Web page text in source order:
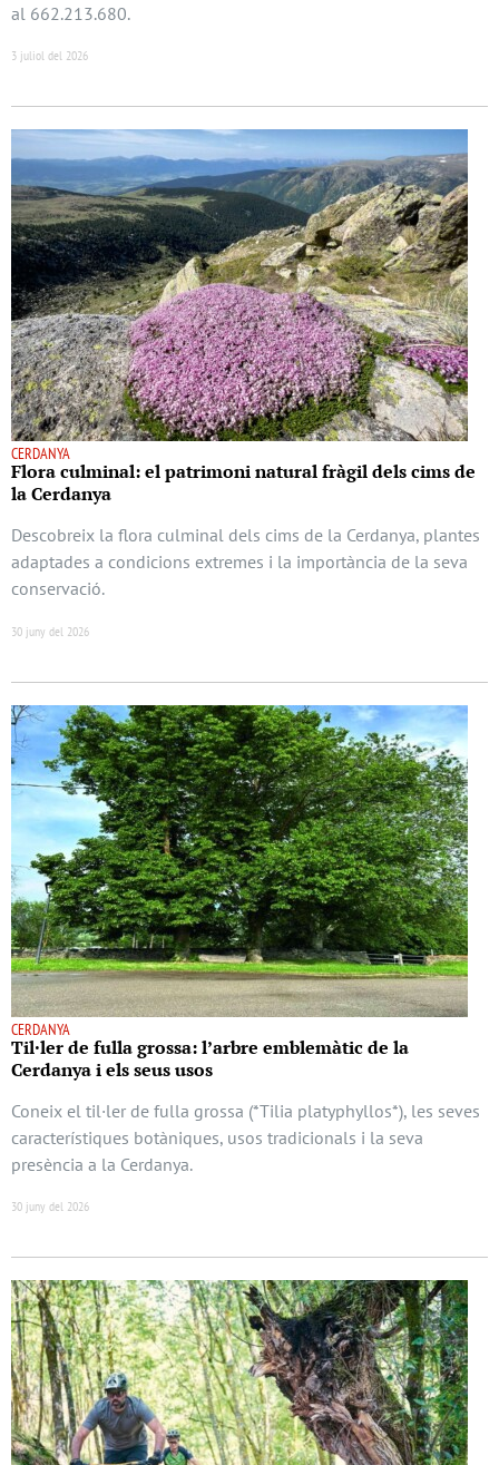
al 662.213.680.
3 juliol del 2026
CERDANYA
Flora culminal: el patrimoni natural fràgil dels cims de
la Cerdanya
Descobreix la flora culminal dels cims de la Cerdanya, plantes
adaptades a condicions extremes i la importància de la seva
conservació.
30 juny del 2026
CERDANYA
Til·ler de fulla grossa: l’arbre emblemàtic de la
Cerdanya i els seus usos
Coneix el til·ler de fulla grossa (*Tilia platyphyllos*), les seves
característiques botàniques, usos tradicionals i la seva
presència a la Cerdanya.
30 juny del 2026